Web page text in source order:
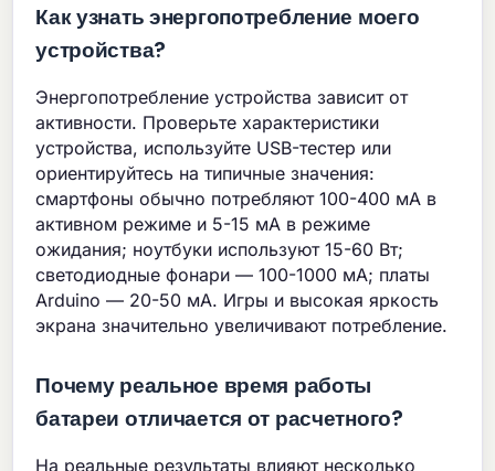
Как узнать энергопотребление моего
устройства?
Энергопотребление устройства зависит от
активности. Проверьте характеристики
устройства, используйте USB-тестер или
ориентируйтесь на типичные значения:
смартфоны обычно потребляют 100-400 мА в
активном режиме и 5-15 мА в режиме
ожидания; ноутбуки используют 15-60 Вт;
светодиодные фонари — 100-1000 мА; платы
Arduino — 20-50 мА. Игры и высокая яркость
экрана значительно увеличивают потребление.
Почему реальное время работы
батареи отличается от расчетного?
На реальные результаты влияют несколько